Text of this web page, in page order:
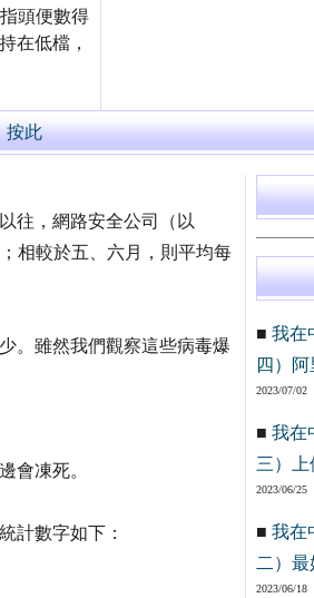
頭便數得
在低檔，
按此
往，網路安全公司（以
相較於五、六月，則平均每
。雖然我們觀察這些病毒爆
會凍死。
計數字如下：
■ 我在
四）
2023/07/02
■ 我在
三）上
2023/06/25
■ 我在
二）
2023/06/18